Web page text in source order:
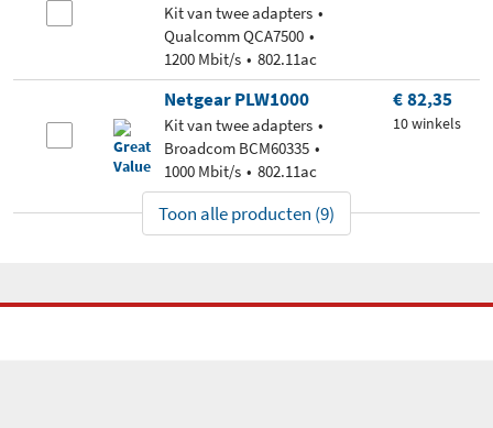
Kit van twee adapters
Qualcomm QCA7500
1200 Mbit/s
802.11ac
Netgear PLW1000
Kit van twee adapters
Broadcom BCM60335
1000 Mbit/s
802.11ac
€ 82,35
10 winkels
Toon alle producten (9)